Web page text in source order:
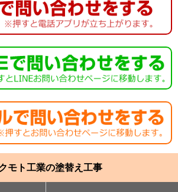
モト工業の塗替え工事